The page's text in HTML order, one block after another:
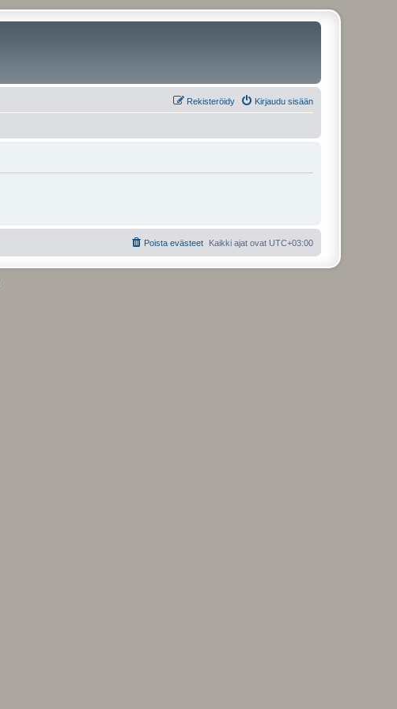
Kirjaudu sisään
Rekisteröidy
Kaikki ajat ovat UTC+03:00
Poista evästeet